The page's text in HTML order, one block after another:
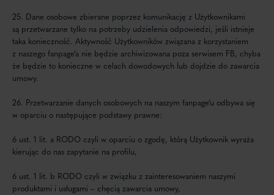
25. Dane osobowe zbierane poprzez komunikację z Użytkownikami
są przetwarzane tylko na potrzeby udzielenia odpowiedzi, jeśli istnieje
taka konieczność. Aktywność Użytkowników związana z korzystaniem
z naszego fanpage’a nie będzie archiwizowana poza serwisem FB, chyba
że będzie to konieczne w celach dowodowych lub dojdzie do zawarcia
umowy.
26. Przetwarzanie danych osobowych na naszym fanpage’u odbywa się
w oparciu o następujące podstawy prawne:
6 ust. 1 lit. a RODO czyli w oparciu o zgodę, którą Użytkownik wyraża
kierując do nas zapytanie na profilu,
6 ust. 1 lit. b RODO czyli w związku z zainteresowaniem naszymi
produktami i usługami – chęcią zawarcia umowy,